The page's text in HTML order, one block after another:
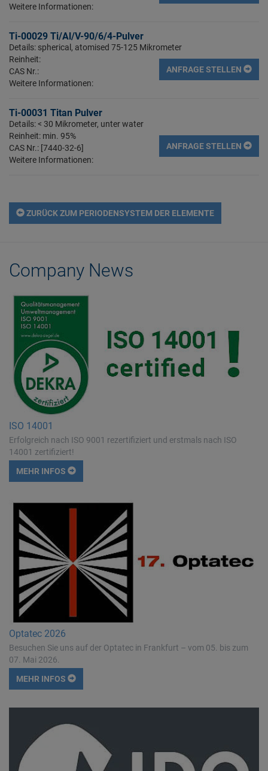
Weitere Informationen:
Ti-00029 Ti/Al/V-90/6/4-Pulver
Details: spherical, atomised 75-125 Mikrometer
Reinheit:
CAS Nr.:
Weitere Informationen:
ANFRAGE STELLEN
Ti-00031 Titan Pulver
Details: < 30 Mikrometer, unter water
Reinheit: min. 95%
CAS Nr.: [7440-32-6]
Weitere Informationen:
ANFRAGE STELLEN
ZURÜCK ZUM PERIODENSYSTEM DER ELEMENTE
Company News
ISO 14001
Erfolgreich nach ISO 9001 rezertifiziert und erstmals nach ISO
14001 zertifiziert!
MEHR INFOS
Optatec 2026
Besuchen Sie uns auf der Optatec in Frankfurt – vom 05. bis zum
07. Mai 2026.
MEHR INFOS